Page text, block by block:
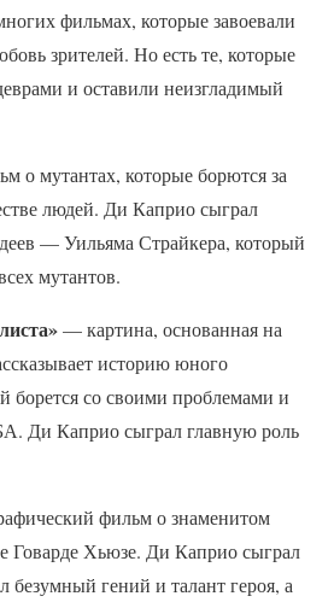
фильмах, которые завоевали
зрителей. Но есть те, которые
и оставили неизгладимый
о мутантах, которые борются за
людей. Ди Каприо сыграл
— Уильяма Страйкера, который
мутантов.
— картина, основанная на
историю юного
борется со своими проблемами и
Ди Каприо сыграл главную роль
фильм о знаменитом
Говарде Хьюзе. Ди Каприо сыграл
безумный гений и талант героя, а